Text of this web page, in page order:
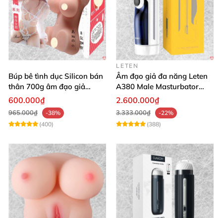
Búp bê tình dục Silicon bán
thân 700g âm đạo giả
nguyên khối giống thật
600.000₫
965.000₫
-38%
(400)
LETEN
Âm đạo giả đa năng Leten
A380 Male Masturbator
Version 4
2.600.000₫
3.333.000₫
-22%
(388)